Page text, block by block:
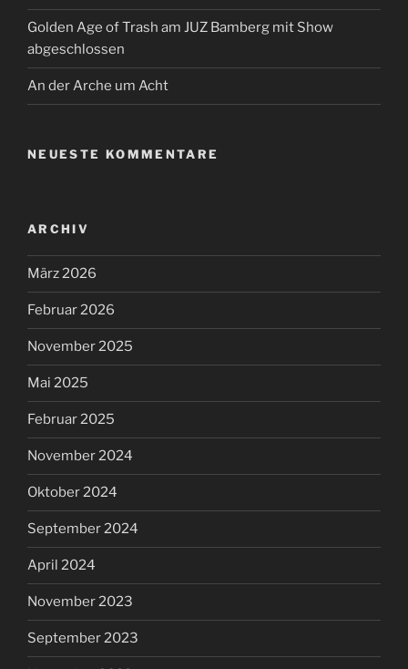
Golden Age of Trash am JUZ Bamberg mit Show
abgeschlossen
An der Arche um Acht
NEUESTE KOMMENTARE
ARCHIV
März 2026
Februar 2026
November 2025
Mai 2025
Februar 2025
November 2024
Oktober 2024
September 2024
April 2024
November 2023
September 2023